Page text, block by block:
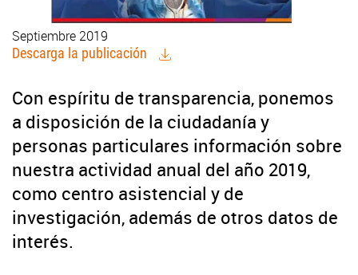
Septiembre 2019
Descarga la publicación
Con espíritu de transparencia, ponemos
a disposición de la ciudadanía y
personas particulares información sobre
nuestra actividad anual del año 2019,
como centro asistencial y de
investigación, además de otros datos de
interés.